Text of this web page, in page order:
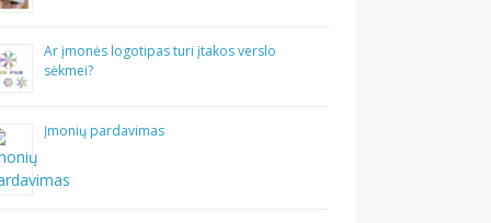
Ar įmonės logotipas turi įtakos verslo
sėkmei?
Įmonių pardavimas